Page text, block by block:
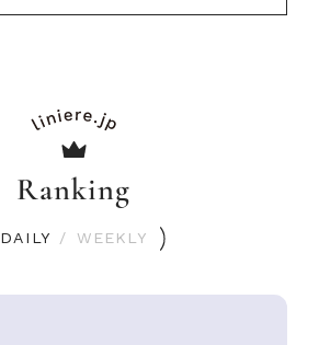
Ranking
DAILY / WEEKLY